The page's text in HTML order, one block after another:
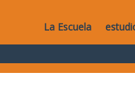
La Escuela